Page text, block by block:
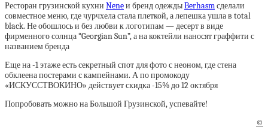
Ресторан грузинской кухни Neneи бренд одеждыBerhasmсделали
совместное меню, где чурчхела стала плеткой, а лепешка ушла в total
black. Не обошлось и без любви к логотипам — десерт в виде
фирменного солнца “Georgian Sun”, а на коктейли наносят граффити с
названием бренда
Еще на -1 этаже есть секретный спот для фото с неоном, где стена
обклеена постерами с кампейнами. А по промокоду
«ИСКУССТВОКИНО» действует скидка -15% до 12 октября
Попробовать можно на Большой Грузинской, успевайте!
©